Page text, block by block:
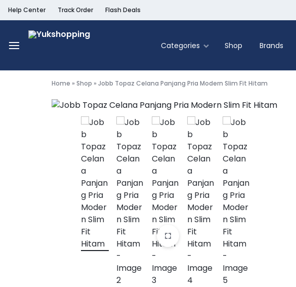
Help Center Track Order Flash Deals
Online
Categories
Food & Beverage
Home & Living
Shop Brands
Home » Shop » Jobb Topaz Celana Panjang Pria Modern Slim Fit Hitam